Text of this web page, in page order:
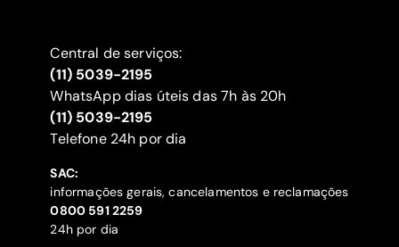
Central de serviços:
(11) 5039-2195
WhatsApp dias úteis das 7h às 20h
(11) 5039-2195
‍Telefone 24h por dia
SAC:
informações gerais, cancelamentos e reclamações
‍0800 591 2259
24h por dia